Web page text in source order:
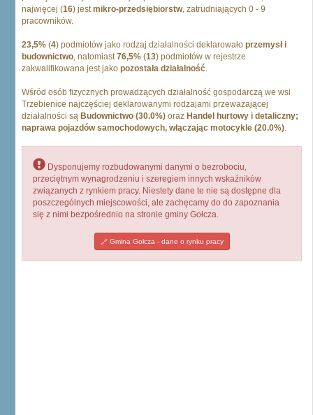
najwięcej (16) jestmikro-przedsiębiorstw, zatrudniających 0 - 9
pracowników.
23,5% (4) podmiotów jako rodzaj działalności deklarowało przemysł i
budownictwo, natomiast76,5% (13) podmiotów w rejestrze
zakwalifikowana jest jako pozostała działalność.
Wśród osób fizycznych prowadzących działalność gospodarczą we wsi
Trzebienice najczęściej deklarowanymi rodzajami przeważającej
działalności są Budownictwo (30.0%) oraz Handel hurtowy i detaliczny;
naprawa pojazdów samochodowych, włączając motocykle (20.0%).
Dysponujemy rozbudowanymi danymi o bezrobociu,
przeciętnym wynagrodzeniu i szeregiem innych wskaźników
związanych z rynkiem pracy. Niestety dane te nie są dostępne dla
poszczególnych miejscowości, ale zachęcamy do do zapoznania
się z nimi bezpośrednio na stronie gminy Gołcza.
Gmina Gołcza - dane o rynku pracy